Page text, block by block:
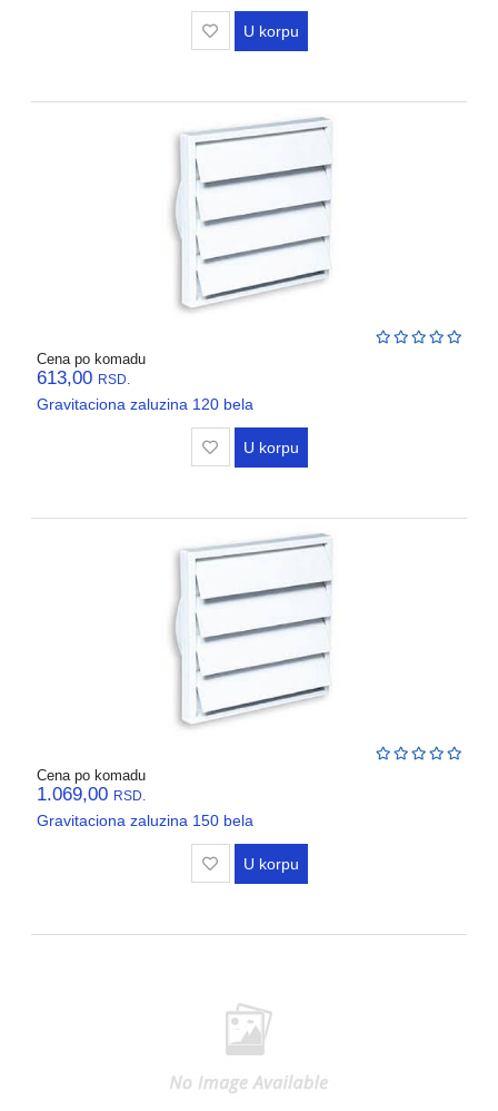
U korpu
Cena po komadu
613,00 RSD.
Gravitaciona zaluzina 120 bela
U korpu
Cena po komadu
1.069,00 RSD.
Gravitaciona zaluzina 150 bela
U korpu